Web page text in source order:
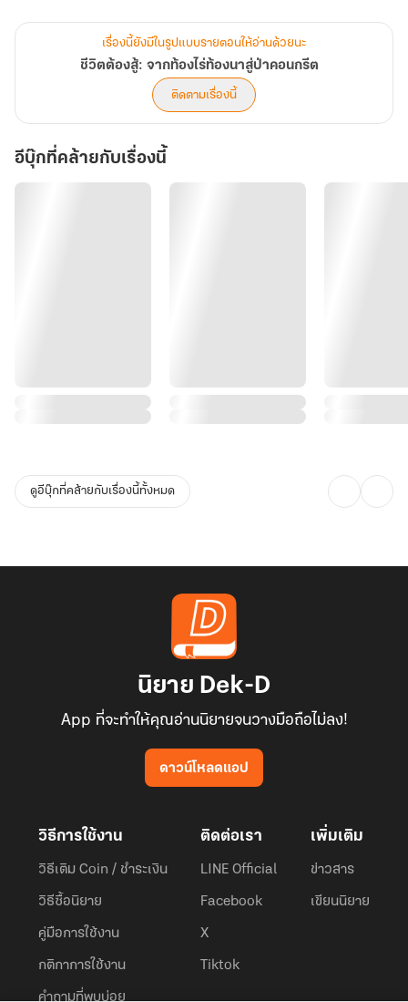
คอนกรีต
เรื่องนี้ยังมีในรูปแบบรายตอนให้อ่านด้วยนะ
ชีวิตต้องสู้: จากท้องไร่ท้องนาสู่ป่าคอนกรีต
ติดตามเรื่องนี้
อีบุ๊กที่คล้ายกับเรื่องนี้
ดูอีบุ๊กที่คล้ายกับเรื่องนี้ทั้งหมด
นิยาย Dek-D
App ที่จะทำให้คุณอ่านนิยายจนวางมือถือไม่ลง!
ดาวน์โหลดแอป
วิธีการใช้งาน
วิธีเติม Coin / ชำระเงิน
วิธีซื้อนิยาย
คู่มือการใช้งาน
กติกาการใช้งาน
คำถามที่พบบ่อย
ติดต่อเรา
LINE Official
Facebook
X
Tiktok
เพิ่มเติม
ข่าวสาร
เขียนนิยาย